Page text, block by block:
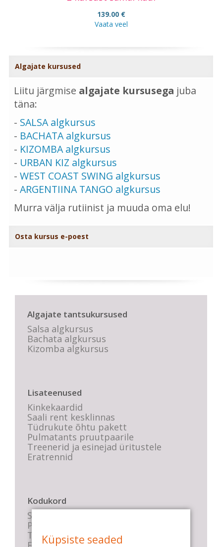
139.00 €
Vaata veel
Algajate kursused
Liitu järgmise algajate kursusega juba
täna:
- SALSA algkursus
- BACHATA algkursus
- KIZOMBA algkursus
- URBAN KIZ algkursus
- WEST COAST SWING algkursus
- ARGENTIINA TANGO algkursus
Murra välja rutiinist ja muuda oma elu!
Osta kursus e-poest
Algajate tantsukursused
Salsa algkursus
Bachata algkursus
Kizomba algkursus
Lisateenused
Kinkekaardid
Saali rent kesklinnas
Tüdrukute õhtu pakett
Pulmatants pruutpaarile
Treenerid ja esinejad üritustele
Eratrennid
Kodukord
Stuudio sisekord
Privaatsustingimused
Tasemete kirjeldused
Küpsiste seaded